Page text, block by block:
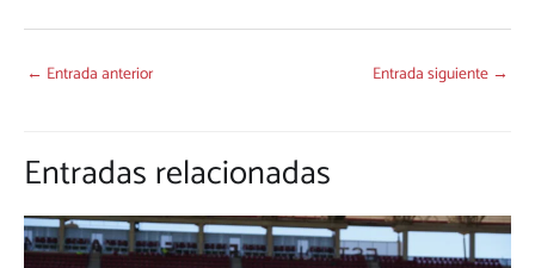
← Entrada anterior Entrada siguiente →
Entradas relacionadas